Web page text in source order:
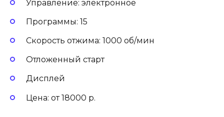
Управление: электронное
Программы: 15
Скорость отжима: 1000 об/мин
Отложенный старт
Дисплей
Цена: от 18000 р.